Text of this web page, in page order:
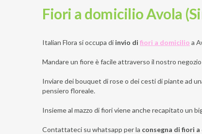
Fiori a domicilio Avola
Italian Flora si occupa di invio di fiori a domicilio a
Mandare un fiore è facile attraverso il nostro
Inviare dei bouquet di rose o dei cesti di piante ad
pensiero floreale.
Insieme al mazzo di fiori viene anche recapitato un
Contattateci su whatsapp per la consegna di fiori